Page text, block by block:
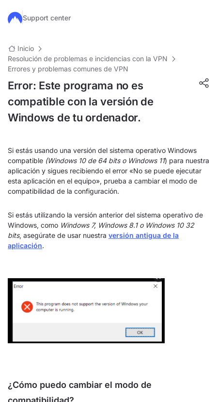
Ir al contenido principal
Support center
Inicio
Resolución de problemas e incidencias con la VPN
Errores y problemas comunes de VPN
Error: Este programa no es
compatible con la versión de
Windows de tu ordenador.
Si estás usando una versión del sistema operativo Windows
compatible (Windows 10 de 64 bits o Windows 11) para nuestra
aplicación y sigues recibiendo el error «No se puede ejecutar
esta aplicación en el equipo», prueba a cambiar el modo de
compatibilidad de la configuración.
Si estás utilizando la versión anterior del sistema operativo de
Windows, como Windows 7, Windows 8.1 o Windows 10 32
bits, asegúrate de usar nuestra versión antigua de la
aplicación.
¿Cómo puedo cambiar el modo de